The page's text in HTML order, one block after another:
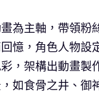
為主軸，帶領粉
憶，角色人物設
彩，架構出動畫
如食骨之井、御